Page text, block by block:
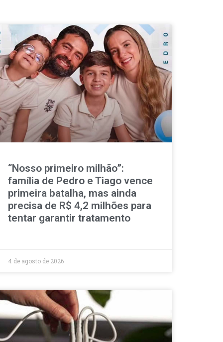
“Nosso primeiro milhão”:
família de Pedro e Tiago vence
primeira batalha, mas ainda
precisa de R$ 4,2 milhões para
tentar garantir tratamento
4 de agosto de 2026